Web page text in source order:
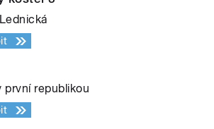
první republikou